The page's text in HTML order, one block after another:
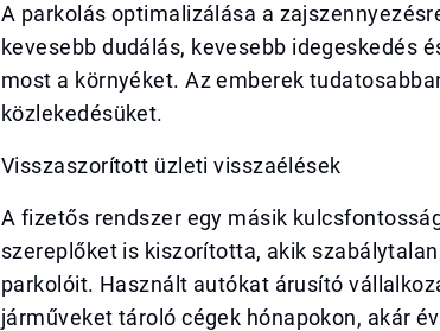
A parkolás optimalizálása a
kevesebb dudálás, kevesebb idegeskedés
most a környéket. Az emberek
közlekedésüket.
Visszaszorított üzleti visszaélések
A fizetős rendszer egy másik
szereplőket is kiszorította, akik
parkolóit. Használt autókat árusító
járműveket tároló cégek hónapokon, akár